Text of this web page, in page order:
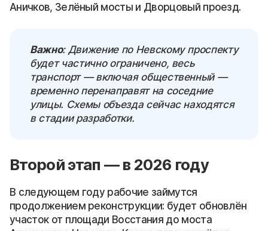
Аничков, Зелёный мосты и Дворцовый проезд.
Важно: Движение по Невскому проспекту
будет частично ограничено, весь
транспорт — включая общественный —
временно перенаправят на соседние
улицы. Схемы объезда сейчас находятся
в стадии разработки.
Второй этап — в 2026 году
В следующем году рабочие займутся
продолжением реконструкции: будет обновлён
участок от площади Восстания до моста